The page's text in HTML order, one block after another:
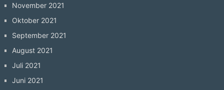
November 2021
Oktober 2021
September 2021
August 2021
Juli 2021
Juni 2021